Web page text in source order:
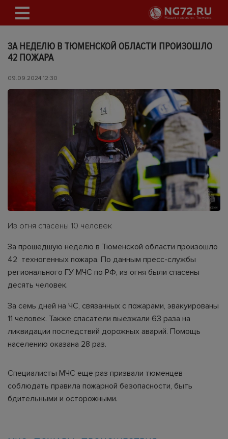
ЗА НЕДЕЛЮ В ТЮМЕНСКОЙ ОБЛАСТИ ПРОИЗОШЛО
42 ПОЖАРА
09.09.2024 12:30
Из огня спасены 10 человек
За прошедшую неделю в Тюменской области произошло
42 техногенных пожара. По данным пресс-службы
регионального ГУ МЧС по РФ, из огня были спасены
десять человек.
За семь дней на ЧС, связанных с пожарами, эвакуированы
11 человек. Также спасатели выезжали 63 раза на
ликвидации последствий дорожных аварий. Помощь
населению оказана 28 раз.
Специалисты МЧС еще раз призвали тюменцев
соблюдать правила пожарной безопасности, быть
бдительными и осторожными.